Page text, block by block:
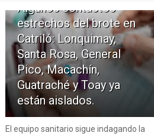
Algunos contactos
estrechos del brote en
Catriló: Lonquimay,
Santa Rosa, General
Pico, Macachín,
Guatraché y Toay ya
están aislados.
El equipo sanitario sigue indagando la